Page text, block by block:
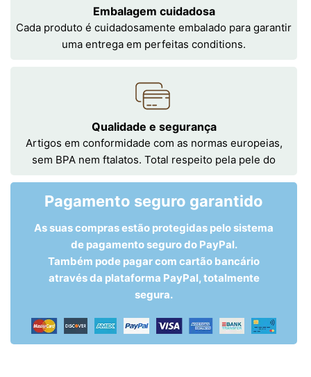
Embalagem cuidadosa
Cada produto é cuidadosamente embalado para garantir
uma entrega em perfeitas conditions.
Qualidade e segurança
Artigos em conformidade com as normas europeias,
sem BPA nem ftalatos. Total respeito pela pele do
Pagamento seguro garantido
As suas compras estão protegidas pelo sistema
de pagamento seguro do PayPal.
Também pode pagar com cartão bancário
através da plataforma PayPal, totalmente
segura.